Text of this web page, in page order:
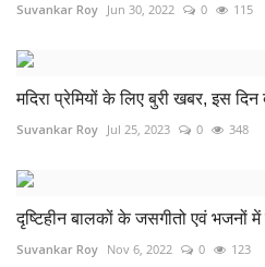
Suvankar Roy Jun 30, 2022 0 115
मदिरा प्रेमियों के लिए बुरी खबर, इस दिन
Suvankar Roy Jul 25, 2023 0 348
दृष्टिहीन बालकों के जसगीतो एवं भजनों में
Suvankar Roy Nov 6, 2022 0 123